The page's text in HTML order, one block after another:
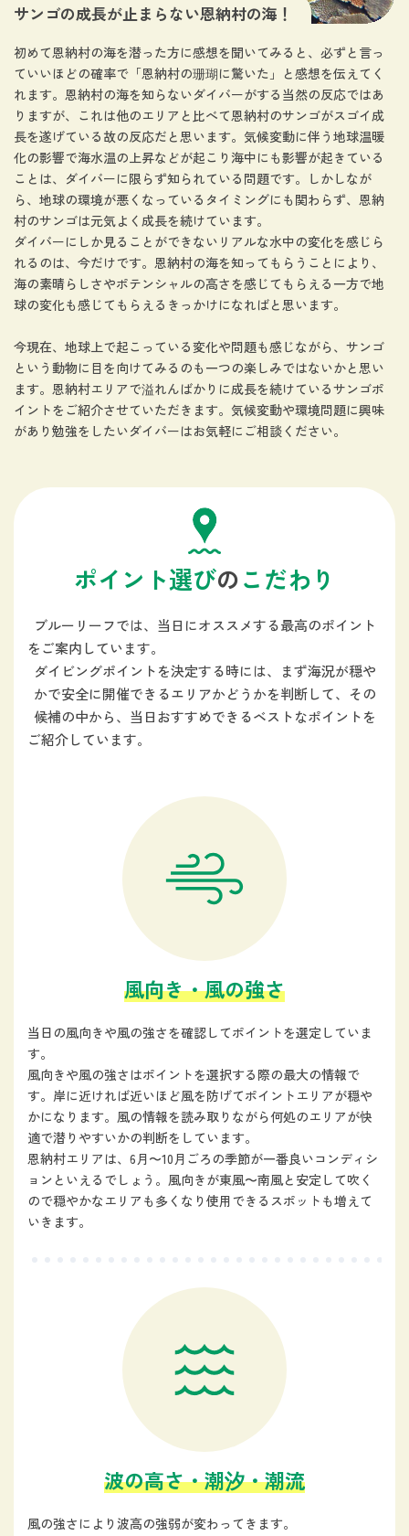
サンゴの成長が止まらない恩納村の海！
初めて恩納村の海を潜った方に感想を聞いてみると、必ずと言っ
ていいほどの確率で「恩納村の珊瑚に驚いた」と感想を伝えてく
れます。恩納村の海を知らないダイバーがする当然の反応ではあ
りますが、これは他のエリアと比べて恩納村のサンゴがスゴイ成
長を遂げている故の反応だと思います。気候変動に伴う地球温暖
化の影響で海水温の上昇などが起こり海中にも影響が起きている
ことは、ダイバーに限らず知られている問題です。しかしなが
ら、地球の環境が悪くなっているタイミングにも関わらず、恩納
村のサンゴは元気よく成長を続けています。
ダイバーにしか見ることができないリアルな水中の変化を感じら
れるのは、今だけです。恩納村の海を知ってもらうことにより、
海の素晴らしさやポテンシャルの高さを感じてもらえる一方で地
球の変化も感じてもらえるきっかけになればと思います。
今現在、地球上で起こっている変化や問題も感じながら、サンゴ
という動物に目を向けてみるのも一つの楽しみではないかと思い
ます。恩納村エリアで溢れんばかりに成長を続けているサンゴポ
イントをご紹介させていただきます。気候変動や環境問題に興味
があり勉強をしたいダイバーはお気軽にご相談ください。
ポイント選びのこだわり
ブルーリーフでは、当日にオススメする最高のポイント
をご案内しています。
ダイビングポイントを決定する時には、まず海況が穏や
かで安全に開催できるエリアかどうかを判断して、
その
候補の中から、当日おすすめできるベストなポイントを
ご紹介しています。
風向き・風の強さ
当日の風向きや風の強さを確認してポイントを選定していま
す。
風向きや風の強さはポイントを選択する際の最大の情報で
す。岸に近ければ近いほど風を防げてポイントエリアが穏や
かになります。風の情報を読み取りながら何処のエリアが快
適で潜りやすいかの判断をしています。
恩納村エリアは、6月〜10月ごろの季節が一番良いコンディシ
ョンといえるでしょう。風向きが東風〜南風と安定して吹く
ので穏やかなエリアも多くなり使用できるスポットも増えて
いきます。
波の高さ・潮汐・潮流
風の強さにより波高の強弱が変わってきます。